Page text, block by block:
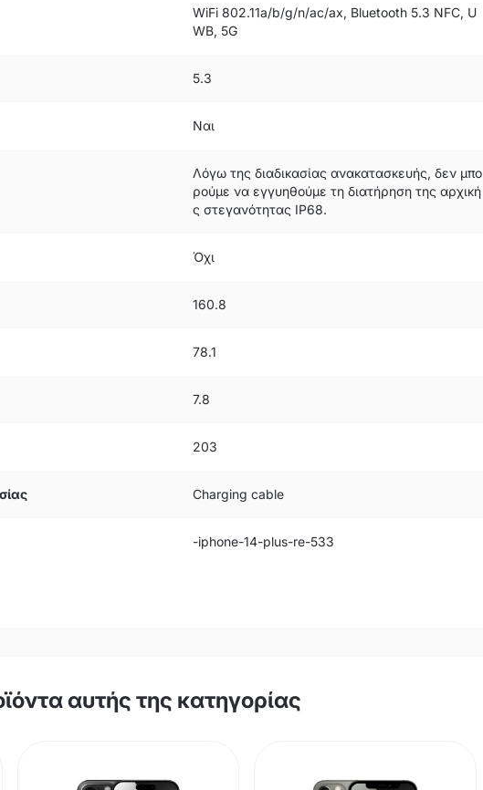
WiFi 802.11a/b/g/n/ac/ax, Bluetooth 5.3 NFC, U
WB, 5G
5.3
Ναι
Λόγω της διαδικασίας ανακατασκευής, δεν μπο
ρούμε να εγγυηθούμε τη διατήρηση της αρχική
ς στεγανότητας IP68.
Όχι
160.8
78.1
7.8
203
Charging cable
-iphone-14-plus-re-533
αυτής της κατηγορίας